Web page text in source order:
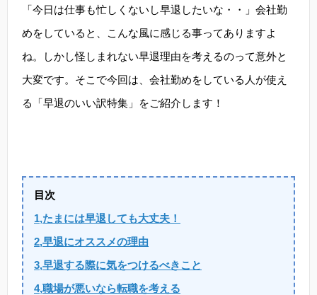
「今日は仕事も忙しくないし早退したいな・・」会社勤
めをしていると、こんな風に感じる事ってありますよ
ね。しかし怪しまれない早退理由を考えるのって意外と
大変です。そこで今回は、会社勤めをしている人が使え
る「早退のいい訳特集」をご紹介します！
目次
1,たまには早退しても大丈夫！
2,早退にオススメの理由
3,早退する際に気をつけるべきこと
4,職場が悪いなら転職を考える